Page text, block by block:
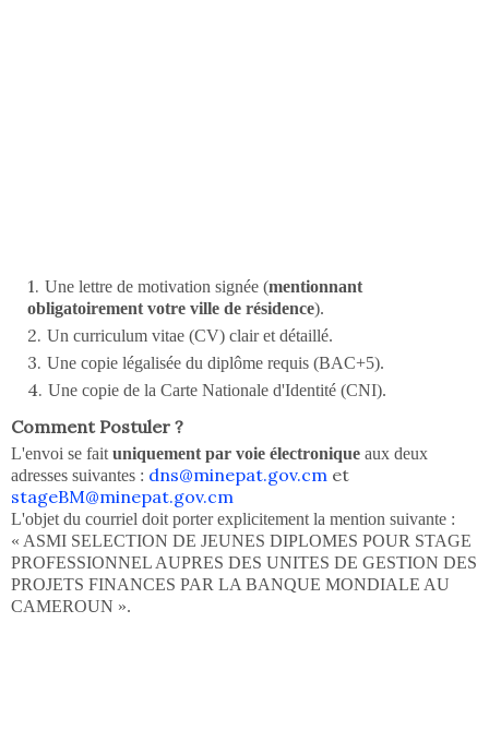
Une lettre de motivation signée (mentionnant
obligatoirement votre ville de résidence).
Un curriculum vitae (CV) clair et détaillé.
Une copie légalisée du diplôme requis (BAC+5).
Une copie de la Carte Nationale d'Identité (CNI).
Comment Postuler ?
L'envoi se fait uniquement par voie électronique aux deux
adresses suivantes : dns@minepat.gov.cm et
stageBM@minepat.gov.cm
L'objet du courriel doit porter explicitement la mention suivante :
« ASMI SELECTION DE JEUNES DIPLOMES POUR STAGE
PROFESSIONNEL AUPRES DES UNITES DE GESTION DES
PROJETS FINANCES PAR LA BANQUE MONDIALE AU
CAMEROUN ».